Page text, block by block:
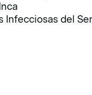
Infecciosas del